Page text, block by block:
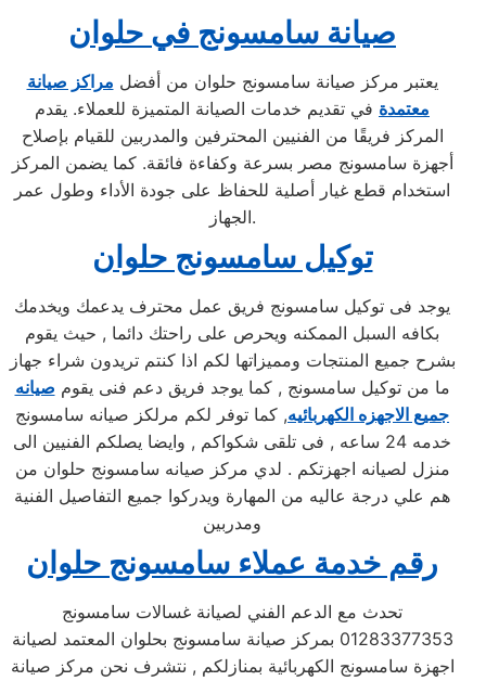
صيانة سامسونج في حلوان
يعتبر مركز صيانة سامسونج حلوان من أفضل مراكز صيانة
معتمدة في تقديم خدمات الصيانة المتميزة للعملاء. يقدم
المركز فريقًا من الفنيين المحترفين والمدربين للقيام بإصلاح
أجهزة سامسونج مصر بسرعة وكفاءة فائقة. كما يضمن المركز
استخدام قطع غيار أصلية للحفاظ على جودة الأداء وطول عمر
الجهاز.
توكيل سامسونج حلوان
يوجد فى توكيل سامسونج فريق عمل محترف يدعمك ويخدمك
بكافه السبل الممكنه ويحرص على راحتك دائما , حيث يقوم
بشرح جميع المنتجات ومميزاتها لكم اذا كنتم تريدون شراء جهاز
ما من توكيل سامسونج , كما يوجد فريق دعم فنى يقوم صيانه
جميع الاجهزه الكهربائيه, كما توفر لكم مرلكز صيانه سامسونج
خدمه 24 ساعه , فى تلقى شكواكم , وايضا يصلكم الفنيين الى
منزل لصيانه اجهزتكم . لدي مركز صيانه سامسونج حلوان من
هم علي درجة عاليه من المهارة ويدركوا جميع التفاصيل الفنية
ومدربين
رقم خدمة عملاء سامسونج حلوان
تحدث مع الدعم الفني لصيانة غسالات سامسونج
01283377353 بمركز صيانة سامسونج بحلوان المعتمد لصيانة
اجهزة سامسونج الكهربائية بمنازلكم , نتشرف نحن مركز صيانة